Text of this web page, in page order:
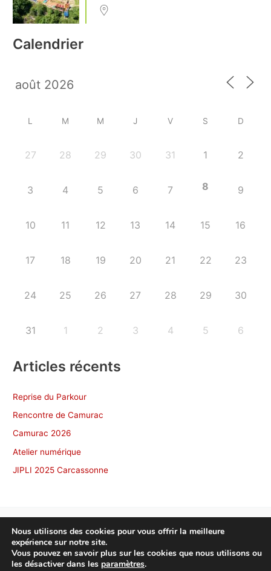
Calendrier
L M M J V S D
27 28 29 30 31 1 2
3 4 5 6 7 8 9
10 11 12 13 14 15 16
17 18 19 20 21 22 23
24 25 26 27 28 29 30
31 1 2 3 4 5 6
Articles récents
Reprise du Parkour
Rencontre de Camurac
Camurac 2026
Atelier numérique
JIPLI 2025 Carcassonne
Copyright © 2026 NonscÔ Toulouse
Politique de confidentialité
Nous utilisons des cookies pour vous offrir la meilleure
expérience sur notre site.
Vous pouvez en savoir plus sur les cookies que nous utilisons ou
les désactiver dans les paramètres.